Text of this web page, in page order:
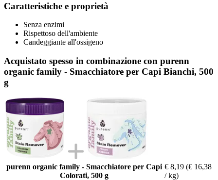
Caratteristiche e proprietà
Senza enzimi
Rispettoso dell'ambiente
Candeggiante all'ossigeno
Acquistato spesso in combinazione con purenn
organic family - Smacchiatore per Capi Bianchi, 500
g
purenn organic family - Smacchiatore per Capi
Colorati, 500 g
€ 8,19 (€ 16,38
/ kg)